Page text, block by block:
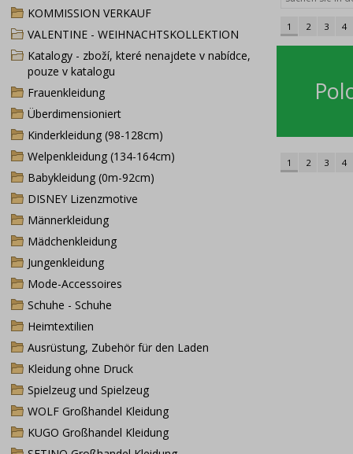
KOMMISSION VERKAUF
VALENTINE - WEIHNACHTSKOLLEKTION
Katalogy - zboží, které nenajdete v nabídce,
pouze v katalogu
Frauenkleidung
Überdimensioniert
Kinderkleidung (98-128cm)
Welpenkleidung (134-164cm)
Babykleidung (0m-92cm)
DISNEY Lizenzmotive
Männerkleidung
Mädchenkleidung
Jungenkleidung
Mode-Accessoires
Schuhe - Schuhe
Heimtextilien
Ausrüstung, Zubehör für den Laden
Kleidung ohne Druck
Spielzeug und Spielzeug
WOLF Großhandel Kleidung
KUGO Großhandel Kleidung
1 2 3 4
1 2 3 4